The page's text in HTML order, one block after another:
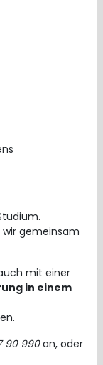
gemeinsam
mit einer
in einem
90 990an, oder